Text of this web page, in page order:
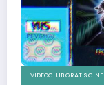
VIDEOCLUB GRATIS